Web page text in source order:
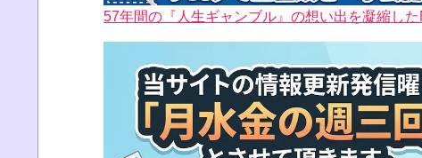
57年間の『人生ギャンブル』の想い出を凝縮し